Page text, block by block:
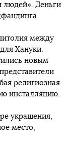
людей». Деньги
между
Хануки.
новым
религиозная
инсталляцию.
украшения,
место,